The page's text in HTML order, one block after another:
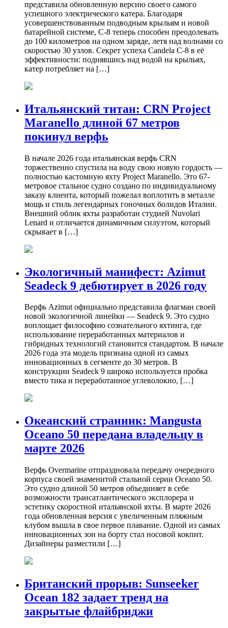
представила обновленную версию своего самого
успешного электрического катера. Благодаря
усовершенствованным подводным крыльям и новой
батарейной системе, C-8 теперь способен преодолевать
до 100 километров на одном заряде, летя над волнами со
скоростью 30 узлов. Секрет успеха Candela C-8 в её
эффективности: поднявшись над водой на крыльях,
катер потребляет на […]
Итальянский титан: CRN Project
Maranello длиной 67 метров
покинул верфь
В начале 2026 года итальянская верфь CRN
торжественно спустила на воду свою новую гордость —
полностью кастомную яхту Project Maranello. Это 67-
метровое стальное судно создано по индивидуальному
заказу клиента, который пожелал воплотить в металле
мощь и стиль легендарных гоночных болидов Италии.
Внешний облик яхты разработан студией Nuvolari
Lenard и отличается динамичным силуэтом, который
скрывает в […]
Экологичный манифест: Azimut
Seadeck 9 дебютирует в 2026 году
Верфь Azimut официально представила флагман своей
новой экологичной линейки — Seadeck 9. Это судно
воплощает философию сознательного яхтинга, где
использование переработанных материалов и
гибридных технологий становится стандартом. В начале
2026 года эта модель признана одной из самых
инновационных в сегменте до 30 метров. В
конструкции Seadeck 9 широко используется пробка
вместо тика и переработанное углеволокно, […]
Океанский странник: Mangusta
Oceano 50 передана владельцу в
марте 2026
Верфь Overmarine отпраздновала передачу очередного
корпуса своей знаменитой стальной серии Oceano 50.
Это судно длиной 50 метров объединяет в себе
возможности трансатлантического эксплорера и
эстетику скоростной итальянской яхты. В марте 2026
года обновленная версия с увеличенным пляжным
клубом вышла в свое первое плавание. Одной из самых
инновационных зон на борту стал носовой кокпит.
Дизайнеры разместили […]
Британский прорыв: Sunseeker
Ocean 182 задает тренд на
закрытые флайбриджи